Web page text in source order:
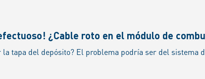
¿Cable roto en el módulo de